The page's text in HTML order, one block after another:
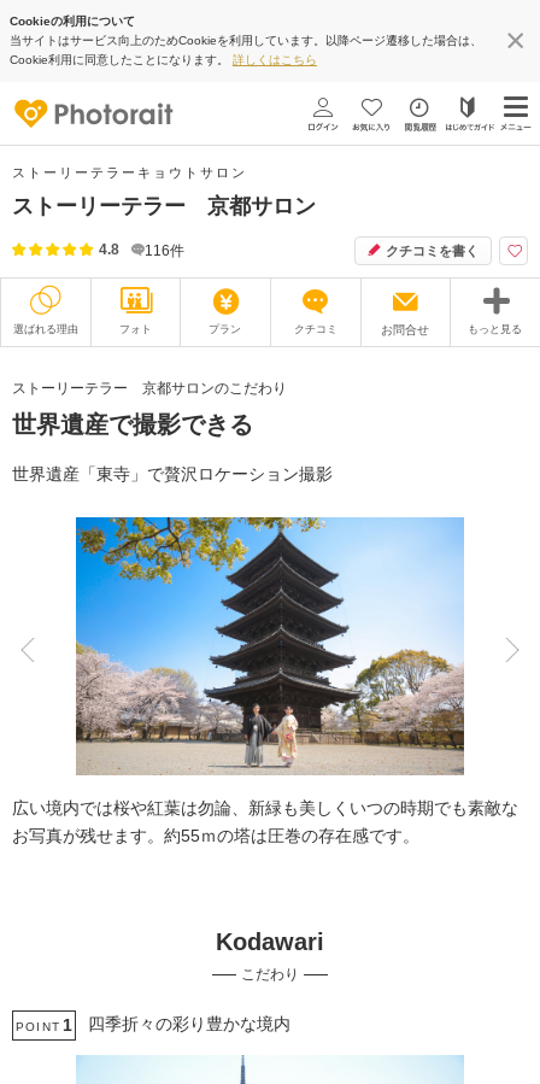
Cookieの利用について
当サイトはサービス向上のためCookieを利用しています。以降ページ遷移した場合は、
Cookie利用に同意したことになります。 詳しくはこちら
ストーリーテラーキョウトサロン
ストーリーテラー 京都サロン
4.8 116件 クチコミを書く
選ばれる理由 フォト プラン クチコミ お問合せ もっと見る
衣装
オプション ブログ
アクセス/TEL スタジオトップ
こだわりポイント
事前来店なしで撮影 歴史的建造物での撮影
豊富な色打掛・着物
人気スポットでの撮影 女性フォトグラファー
スタジオでの撮影
ウェルカムボードの作成
ストーリーテラー 京都サロンのこだわり
世界遺産で撮影できる
世界遺産「東寺」で贅沢ロケーション撮影
広い境内では桜や紅葉は勿論、新緑も美しくいつの時期でも素敵な
お写真が残せます。約55ｍの塔は圧巻の存在感です。
Kodawari
こだわり
POINT 1 四季折々の彩り豊かな境内